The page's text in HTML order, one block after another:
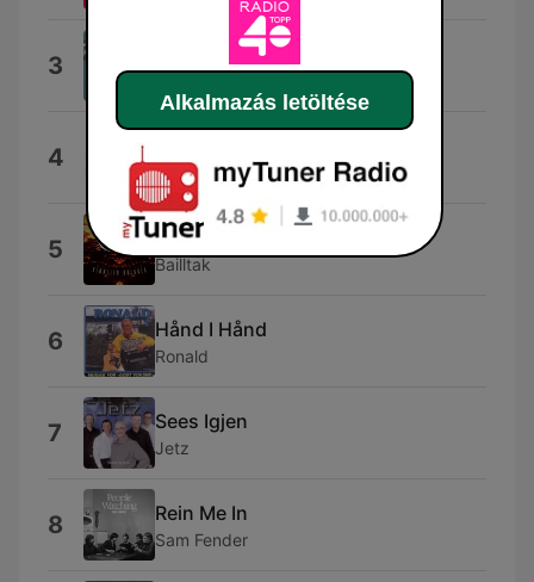
3 Effortlessly Epic
4 Saxon
5 Himmelen Brenner
Bailltak
6 Hånd I Hånd
Ronald
7 Sees Igjen
Jetz
8 Rein Me In
Sam Fender
Alkalmazás letöltése